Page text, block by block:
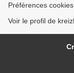
Préférences cookies
Voir le profil de